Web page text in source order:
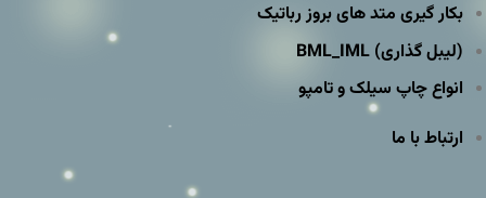
بکار گیری متد های بروز رباتیک
(لیبل گذاری) BML_IML
انواع چاپ سیلک و تامپو
ارتباط با ما